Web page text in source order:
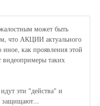
может быть
что АКЦИИ актуального
как проявления этой
видеопримеры таких
эти "действа" и
защищают...